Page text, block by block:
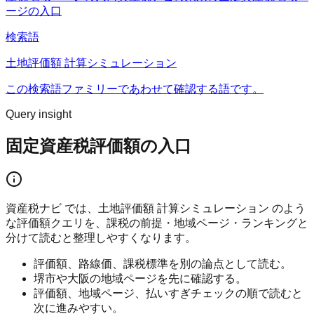
ージの入口
検索語
土地評価額 計算シミュレーション
この検索語ファミリーであわせて確認する語です。
Query insight
固定資産税評価額の入口
資産税ナビ では、土地評価額 計算シミュレーション のよう
な評価額クエリを、課税の前提・地域ページ・ランキングと
分けて読むと整理しやすくなります。
評価額、路線価、課税標準を別の論点として読む。
堺市や大阪の地域ページを先に確認する。
評価額、地域ページ、払いすぎチェックの順で読むと
次に進みやすい。